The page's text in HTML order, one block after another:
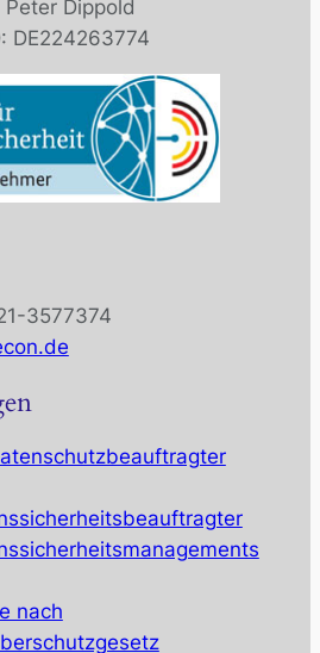
Dippold
DE224263774
3577374
nach